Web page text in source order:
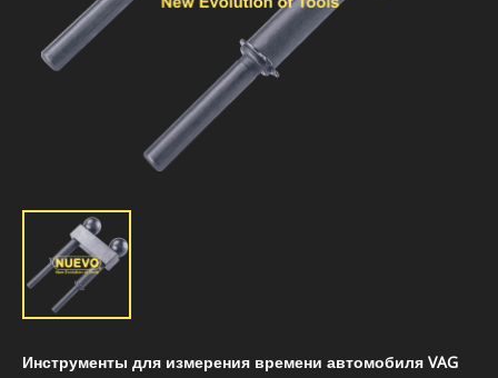
Инструменты для измерения времени автомобиля VAG